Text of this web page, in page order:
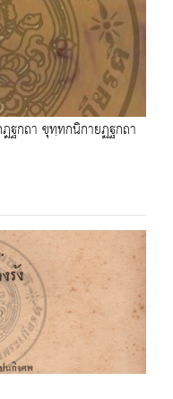
ฐกถา ขุทฺทกนิกายฏฐกถา